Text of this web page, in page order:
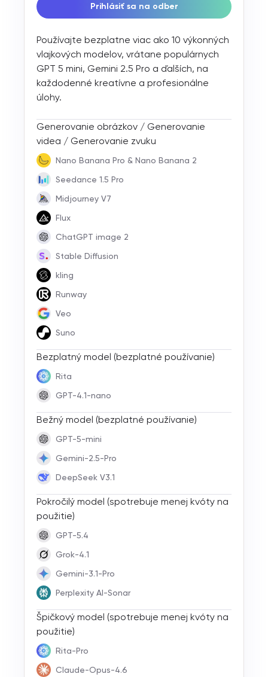
Prihlásiť sa na odber
Používajte bezplatne viac ako 10 výkonných
vlajkových modelov, vrátane populárnych
GPT 5 mini, Gemini 2.5 Pro a ďalších, na
každodenné kreatívne a profesionálne
úlohy.
Generovanie obrázkov / Generovanie
videa / Generovanie zvuku
Nano Banana Pro & Nano Banana 2
Seedance 1.5 Pro
Midjourney V7
Flux
ChatGPT image 2
Stable Diffusion
kling
Runway
Veo
Suno
Bezplatný model (bezplatné používanie)
Rita
GPT-4.1-nano
Bežný model (bezplatné používanie)
GPT-5-mini
Gemini-2.5-Pro
DeepSeek V3.1
Pokročilý model (spotrebuje menej kvóty na
použitie)
GPT-5.4
Grok-4.1
Gemini-3.1-Pro
Perplexity AI-Sonar
Špičkový model (spotrebuje menej kvóty na
použitie)
Rita-Pro
Claude-Opus-4.6